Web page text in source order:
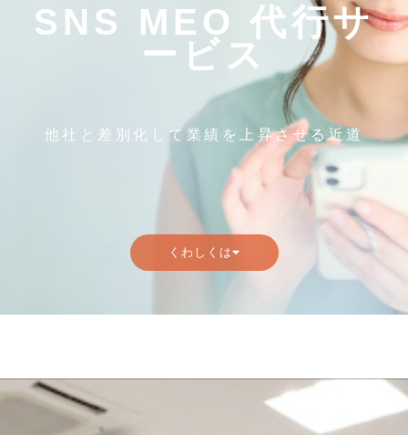
SNS MEO 代行サ
ービス
他社と差別化して業績を上昇させる近道
くわしくは